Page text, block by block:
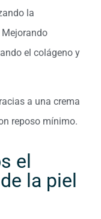
la
el colágeno y
a una crema
reposo mínimo.
el
la piel